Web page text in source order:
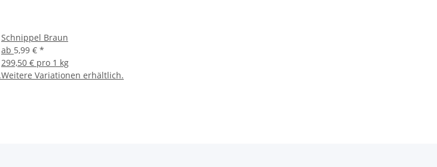
Schnippel Braun
ab 5,99 € *
299,50 € pro 1 kg
Weitere Variationen erhältlich.